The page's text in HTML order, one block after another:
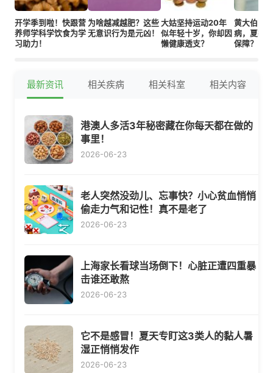
开学季到啦！快跟营
养师学科学饮食为学
习助力！
为啥越减越肥？这些
无意识行为是元凶！
大姑坚持运动20年
似年轻十岁，你却因
懒健康透支？
黄大伯吃
病，夏季
保障？
最新资讯 相关疾病 相关科室 相关内容
港澳人多活3年秘密藏在你每天都在做的
事里！
2026-06-23
老人突然没劲儿、忘事快？小心贫血悄悄
偷走力气和记性！真不是老了
2026-06-23
上海家长看球当场倒下！心脏正遭四重暴
击谁还敢熬
2026-06-23
它不是感冒！夏天专盯这3类人的黏人暑
湿正悄悄发作
2026-06-23